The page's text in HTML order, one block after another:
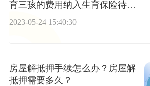
育三孩的费用纳入生育保险待遇
2023-05-24 15:40:30
房屋解抵押手续怎么办？房屋解
抵押需要多久？